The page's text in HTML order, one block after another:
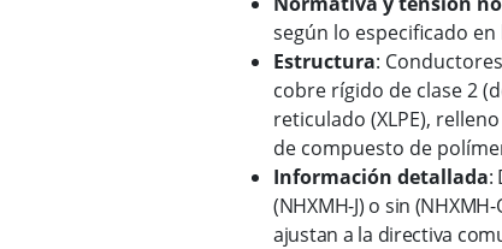
según lo especificado en
Estructura:
cobre rígido de clase 2
reticulado (XLPE),
de compuesto de
Información detallada:
(NHXMH-J) o sin
ajustan a la directiva